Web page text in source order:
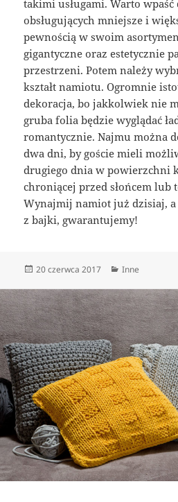
takimi usługami. Warto
obsługujących mniejsze i
pewnością w swoim
gigantyczne oraz estetycznie
przestrzeni. Potem należy
kształt namiotu. Ogromnie
dekoracja, bo jakkolwiek nie
gruba folia będzie wyglądać
romantycznie. Najmu można
dwa dni, by goście mieli
drugiego dnia w powierzchni
chroniącej przed słońcem lub
Wynajmij namiot już dzisiaj,
z bajki, gwarantujemy!
Data
20 czerwca 2017 Kategorie
Inne